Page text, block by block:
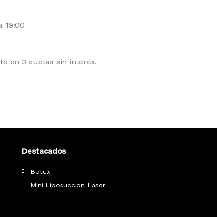
19:00
en 3 cuotas sin interés,
Destacados
Botox
Mini Liposuccion Laser